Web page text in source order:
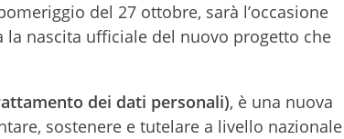
del 27 ottobre, sarà l’occasione
la nascita ufficiale del nuovo progetto che
dei dati personali), è una nuova
sostenere e tutelare a livello nazionale